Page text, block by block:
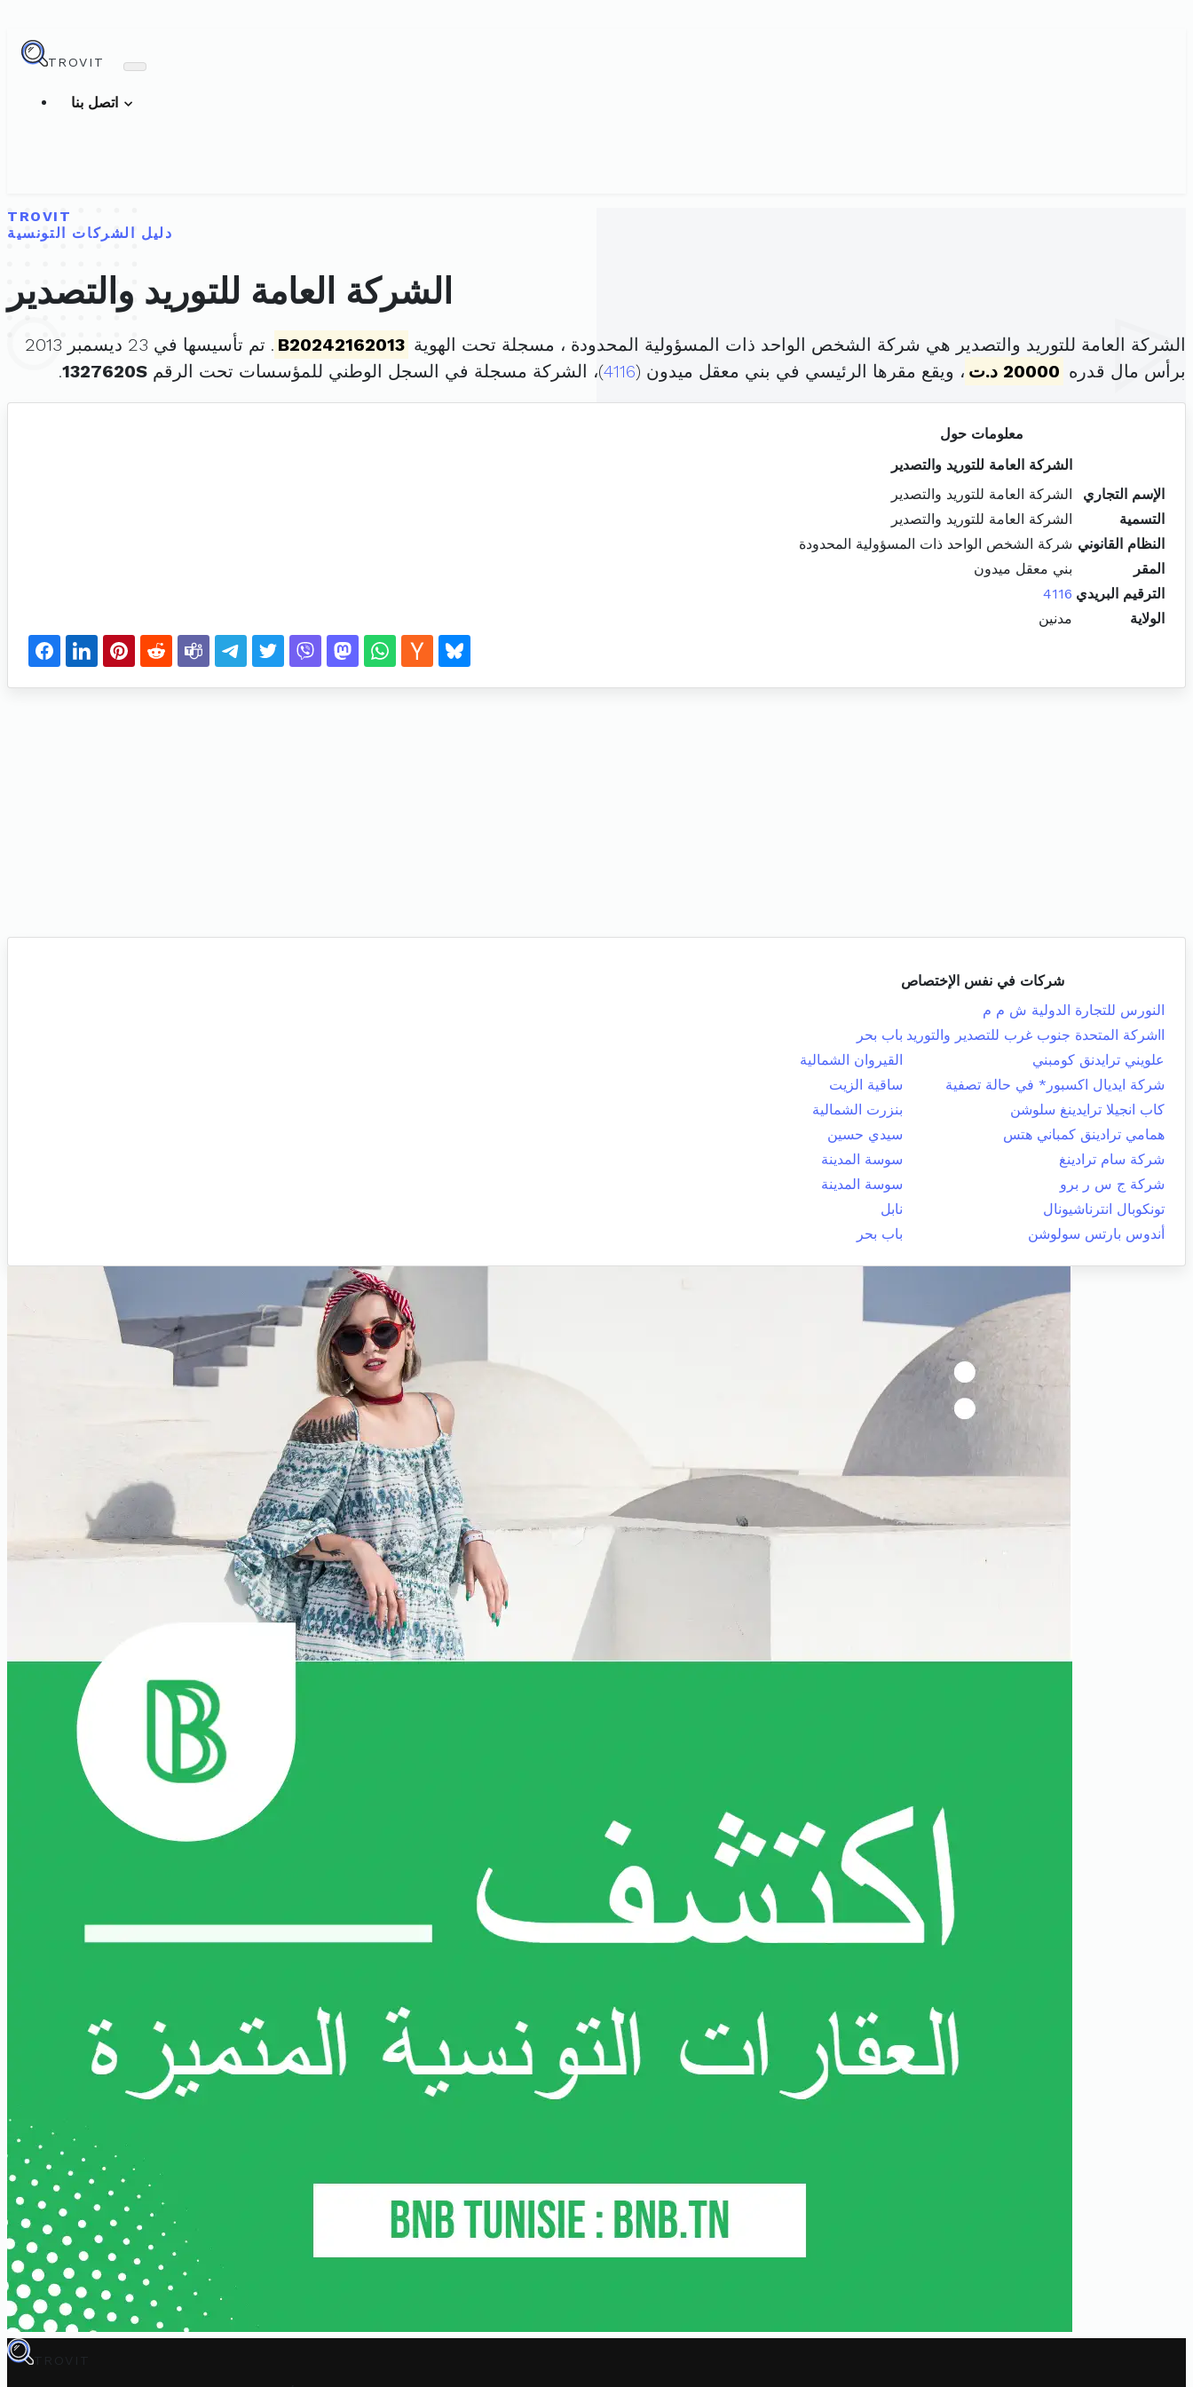
TROVIT
TROVIT
دليل الشركات التونسية
الشركة العامة للتوريد والتصدير
الشركة العامة للتوريد والتصدير هي شركة الشخص الواحد ذات المسؤولية المحدودة ، مسجلة تحت الهوية B20242162013
. تم تأسيسها في 23 ديسمبر 2013
برأس مال قدره 20000 د.ت ، ويقع مقرها الرئيسي في بني معقل ميدون (4116)، الشركة مسجلة في السجل الوطني للمؤسسات تحت الرقم 1327620S
.
معلومات حول
الشركة العامة للتوريد والتصدير
الإسم التجاري
الشركة العامة للتوريد والتصدير
التسمية
الشركة العامة للتوريد والتصدير
النظام القانوني شركة الشخص الواحد ذات المسؤولية المحدودة
المقر
بني معقل ميدون
الترقيم البريدي 4116
الولاية
مدنين
شركات في نفس الإختصاص
النورس للتجارة الدولية ش م م
ااشركة المتحدة جنوب غرب للتصدير والتوريد باب بحر
علويني ترايدنق كومبني
القيروان الشمالية
شركة ايديال اكسبور* في حالة تصفية
ساقية الزيت
كاب انجيلا ترايدينغ سلوشن
بنزرت الشمالية
همامي ترادينق كمباني هتس
سيدي حسين
شركة سام ترادينغ
سوسة المدينة
شركة ج س ر برو
سوسة المدينة
تونكوبال انترناشيونال
نابل
أندوس بارتس سولوشن
باب بحر
TROVIT